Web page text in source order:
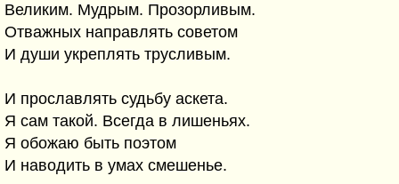
Великим. Мудрым. Прозорливым.
Отважных направлять советом
И души укреплять трусливым.
И прославлять судьбу аскета.
Я сам такой. Всегда в лишеньях.
Я обожаю быть поэтом
И наводить в умах смешенье.